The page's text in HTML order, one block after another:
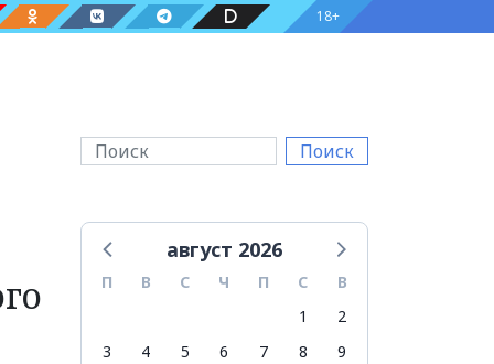
18+
Поиск
август 2026
П В С Ч П С
В
1
2
3
4 5 6 7 8
9